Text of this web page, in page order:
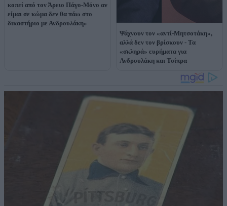
κοπεί από τον Άρειο Πάγο-Μόνο αν
είμαι σε κώμα δεν θα πάω στο
δικαστήριο με Ανδρουλάκη»
Ψάχνουν τον «αντί-Μητσοτάκη»,
αλλά δεν τον βρίσκουν - Τα
«σκληρά» ευρήματα για
Ανδρουλάκη και Τσίπρα